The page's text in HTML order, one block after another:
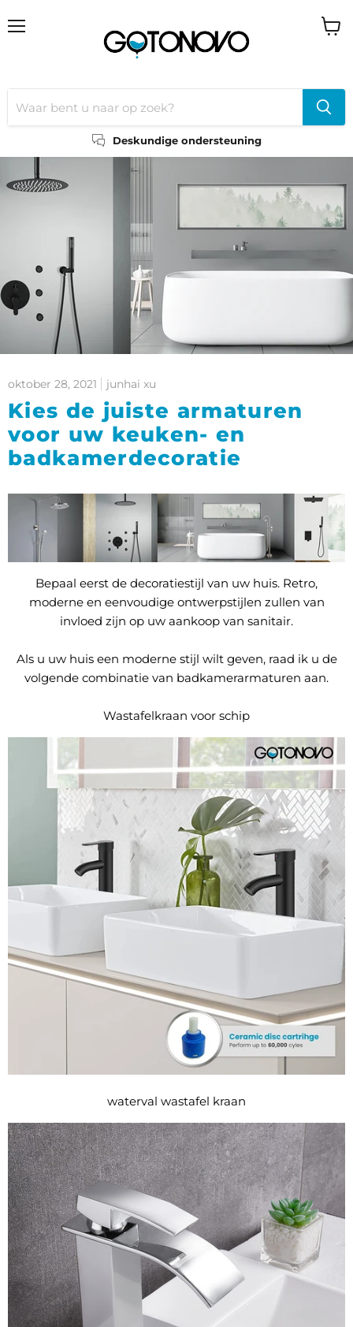
Deskundige ondersteuning
oktober 28, 2021 junhai xu
Kies de juiste armaturen
voor uw keuken- en
badkamerdecoratie
Bepaal eerst de decoratiestijl van uw huis. Retro,
moderne en eenvoudige ontwerpstijlen zullen van
invloed zijn op uw aankoop van sanitair.
Als u uw huis een moderne stijl wilt geven, raad ik u de
volgende combinatie van badkamerarmaturen aan.
Wastafelkraan voor schip
waterval wastafel kraan